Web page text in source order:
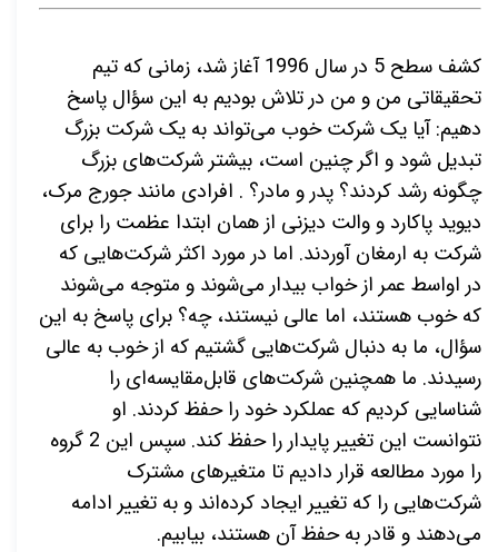
کشف سطح 5 در سال 1996 آغاز شد، زمانی که تیم
تحقیقاتی من و من در تلاش بودیم به این سؤال پاسخ
دهیم: آیا یک شرکت خوب می‌تواند به یک شرکت بزرگ
تبدیل شود و اگر چنین است، بیشتر شرکت‌های بزرگ
چگونه رشد کردند؟ پدر و مادر؟ . افرادی مانند جورج مرک،
دیوید پاکارد و والت دیزنی از همان ابتدا عظمت را برای
شرکت به ارمغان آوردند. اما در مورد اکثر شرکت‌هایی که
در اواسط عمر از خواب بیدار می‌شوند و متوجه می‌شوند
که خوب هستند، اما عالی نیستند، چه؟ برای پاسخ به این
سؤال، ما به دنبال شرکت‌هایی گشتیم که از خوب به عالی
رسیدند. ما همچنین شرکت‌های قابل‌مقایسه‌ای را
شناسایی کردیم که عملکرد خود را حفظ کردند. او
نتوانست این تغییر پایدار را حفظ کند. سپس این 2 گروه
را مورد مطالعه قرار دادیم تا متغیرهای مشترک
شرکت‌هایی را که تغییر ایجاد کرده‌اند و به تغییر ادامه
می‌دهند و قادر به حفظ آن هستند، بیابیم.